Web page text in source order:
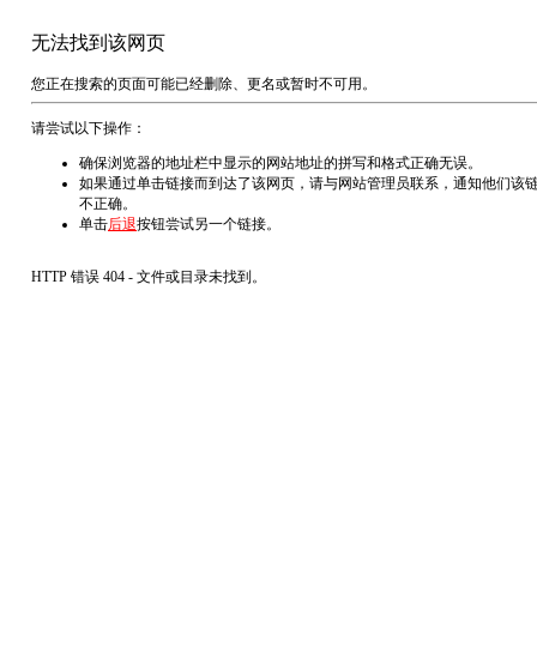
无法找到该网页
您正在搜索的页面可能已经删除、更名或暂时不可用。
请尝试以下操作：
确保浏览器的地址栏中显示的网站地址的拼写和格式正确无误。
如果通过单击链接而到达了该网页，请与网站管理员联系，通知他们该
不正确。
单击后退按钮尝试另一个链接。
HTTP 错误 404 - 文件或目录未找到。